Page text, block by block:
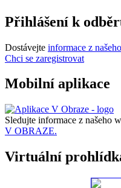
Přihlášení k
Dostávejte informace z
Chci se zaregistrovat
Mobilní aplikace
Sledujte informace z našeho
V OBRAZE.
Virtuální